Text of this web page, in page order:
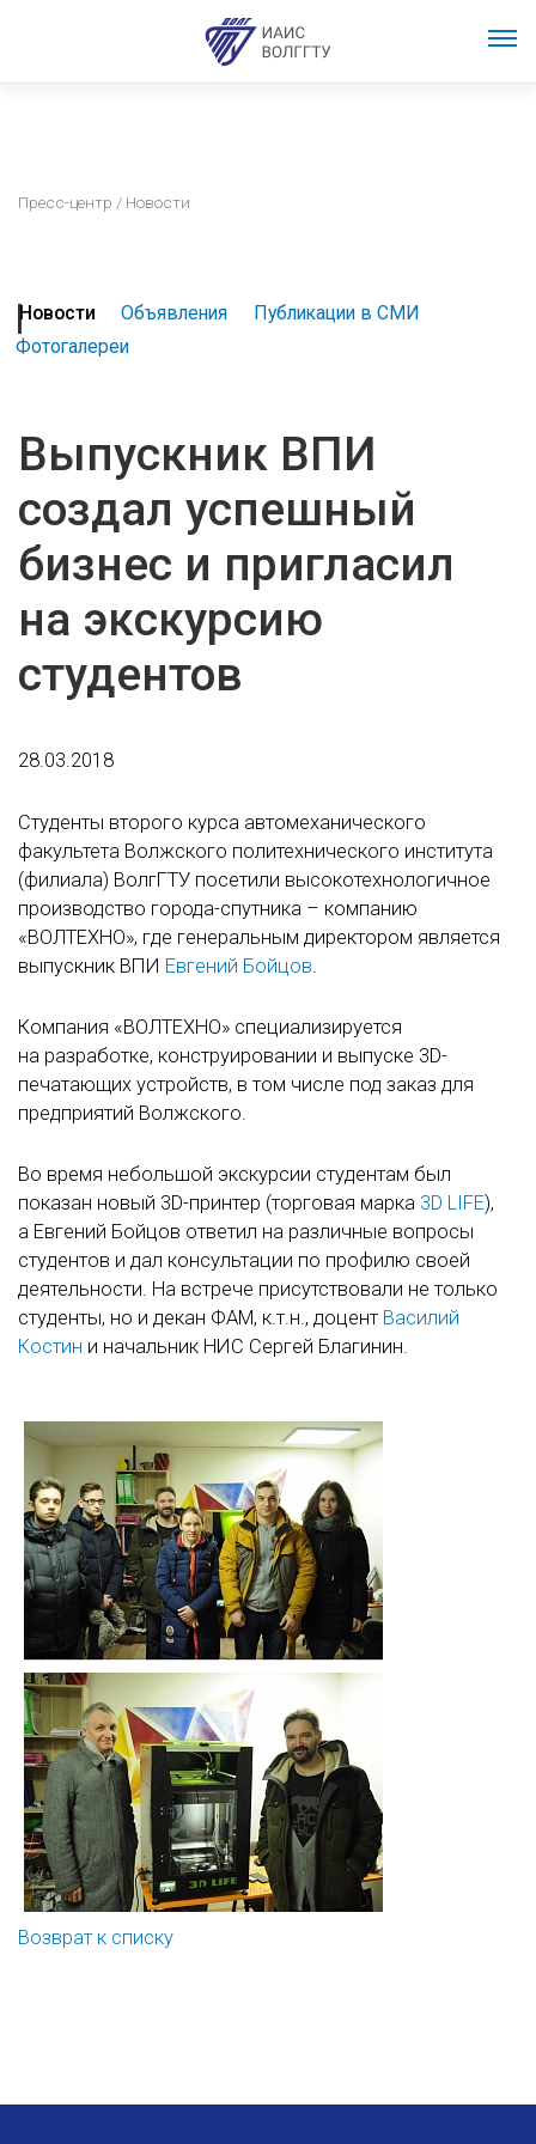
Пресс-центр / Новости
Новости Объявления
Публикации в СМИ
Фотогалереи
Выпускник ВПИ
создал успешный
бизнес и пригласил
на экскурсию
студентов
28.03.2018
Студенты второго курса автомеханического
факультета Волжского политехнического института
(филиала) ВолгГТУ посетили высокотехнологичное
производство города-спутника – компанию
«ВОЛТЕХНО», где генеральным директором является
выпускник ВПИ Евгений Бойцов
Компания «ВОЛТЕХНО» специализируется
на разработке, конструировании и выпуске 3D-
печатающих устройств, в том числе под заказ для
предприятий Волжского.
Во время небольшой экскурсии студентам был
показан новый 3D-принтер (торговая марка 3D LIFE),
а Евгений Бойцов ответил на различные вопросы
студентов и дал консультации по профилю своей
деятельности. На встрече присутствовали не только
студенты, но и декан ФАМ, к.т.н., доцент Василий
Костин и начальник НИС Сергей Благинин.
Возврат к списку